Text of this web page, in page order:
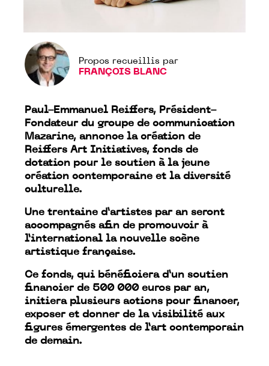
Propos recueillis par
FRANÇOIS BLANC
Paul-Emmanuel Reiffers, Président-
Fondateur du groupe de communication
Mazarine, annonce la création de
Reiffers Art Initiatives, fonds de
dotation pour le soutien à la jeune
création contemporaine et la diversité
culturelle.
Une trentaine d’artistes par an seront
accompagnés afin de promouvoir à
l’international la nouvelle scène
artistique française.
Ce fonds, qui bénéficiera d’un soutien
financier de 500 000 euros par an,
initiera plusieurs actions pour financer,
exposer et donner de la visibilité aux
figures émergentes de l’art contemporain
de demain.